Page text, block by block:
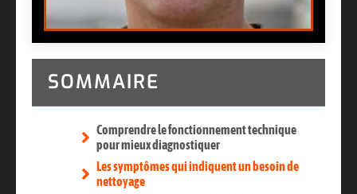
SOMMAIRE
Comprendre le fonctionnement technique
pour mieux diagnostiquer
Les symptômes qui indiquent un besoin de
nettoyage